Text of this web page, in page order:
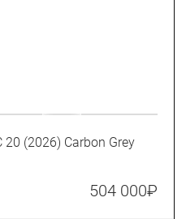
20 (2026) Carbon Grey
504 000₽